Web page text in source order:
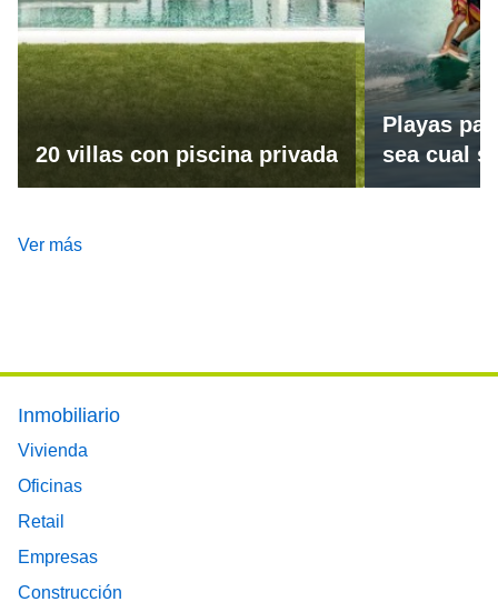
20 villas con piscina privada
Playas
sea cual
Ver más
Footer main menu
Inmobiliario
Vivienda
Oficinas
Retail
Empresas
Construcción